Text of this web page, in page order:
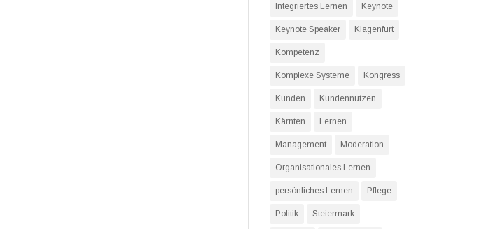
Integriertes Lernen Keynote
Keynote Speaker Klagenfurt
Kompetenz
Komplexe Systeme Kongress
Kunden Kundennutzen
Kärnten Lernen
Management Moderation
Organisationales Lernen
persönliches Lernen Pflege
Politik Steiermark